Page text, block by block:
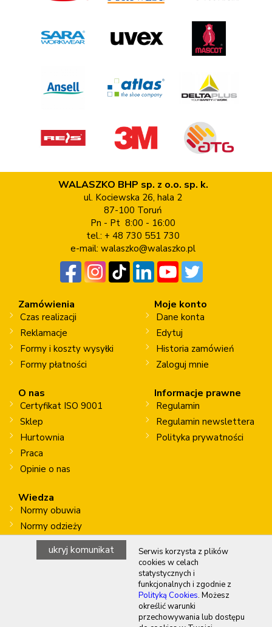
WALASZKO BHP sp. z o.o. sp. k.
ul. Kociewska 26, hala 2
87-100 Toruń
Pn - Pt 8:00 - 16:00
tel.: + 48 730 551 730
e-mail: walaszko@walaszko.pl
Zamówienia
Czas realizacji
Reklamacje
Formy i koszty wysyłki
Formy płatności
Moje konto
Dane konta
Edytuj
Historia zamówień
Zaloguj mnie
O nas
Certyfikat ISO 9001
Sklep
Hurtownia
Praca
Opinie o nas
Informacje prawne
Regulamin
Regulamin newslettera
Polityka prywatności
Wiedza
Normy obuwia
Normy odzieży
Normy rękawic
Prace na wysokości
Copyright © 2026 WALASZKO BHP sp. z o.o. sp. k.
Serwis korzysta z plików
cookies w celach
statystycznych i
funkcjonalnych i zgodnie z
Polityką Cookies. Możesz
określić warunki
przechowywania lub dostępu
ukryj komunikat